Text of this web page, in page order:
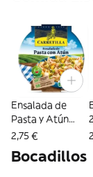
Ensalada de
Pasta y Atún
240gr
2,75 €
Bocadillos